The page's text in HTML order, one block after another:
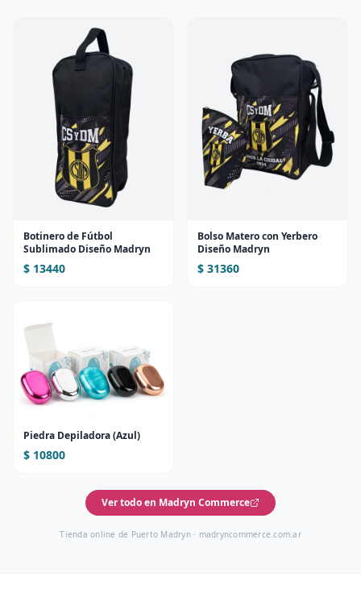
Botinero de Fútbol
Sublimado Diseño Madryn
$ 13440
Bolso Matero con Yerbero
Diseño Madryn
$ 31360
Piedra Depiladora (Azul)
$ 10800
Ver todo en Madryn Commerce
Tienda online de Puerto Madryn · madryncommerce.com.ar